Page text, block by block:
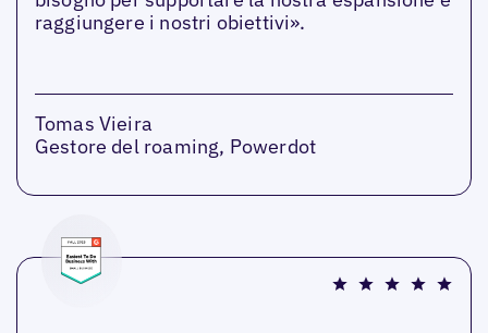
raggiungere i nostri obiettivi».
Tomas Vieira
Gestore del roaming, Powerdot